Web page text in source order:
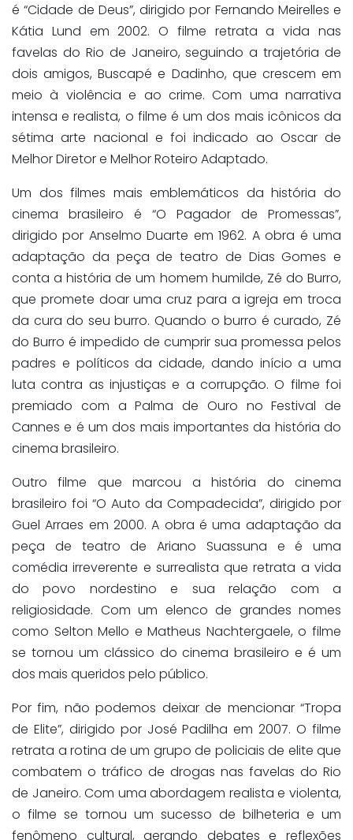
é “Cidade de Deus”, dirigido por Fernando Meirelles e
Kátia Lund em 2002. O filme retrata a vida nas
favelas do Rio de Janeiro, seguindo a trajetória de
dois amigos, Buscapé e Dadinho, que crescem em
meio à violência e ao crime. Com uma narrativa
intensa e realista, o filme é um dos mais icônicos da
sétima arte nacional e foi indicado ao Oscar de
Melhor Diretor e Melhor Roteiro Adaptado.
Um dos filmes mais emblemáticos da história do
cinema brasileiro é “O Pagador de Promessas”,
dirigido por Anselmo Duarte em 1962. A obra é uma
adaptação da peça de teatro de Dias Gomes e
conta a história de um homem humilde, Zé do Burro,
que promete doar uma cruz para a igreja em troca
da cura do seu burro. Quando o burro é curado, Zé
do Burro é impedido de cumprir sua promessa pelos
padres e políticos da cidade, dando início a uma
luta contra as injustiças e a corrupção. O filme foi
premiado com a Palma de Ouro no Festival de
Cannes e é um dos mais importantes da história do
cinema brasileiro.
Outro filme que marcou a história do cinema
brasileiro foi “O Auto da Compadecida”, dirigido por
Guel Arraes em 2000. A obra é uma adaptação da
peça de teatro de Ariano Suassuna e é uma
comédia irreverente e surrealista que retrata a vida
do povo nordestino e sua relação com a
religiosidade. Com um elenco de grandes nomes
como Selton Mello e Matheus Nachtergaele, o filme
se tornou um clássico do cinema brasileiro e é um
dos mais queridos pelo público.
Por fim, não podemos deixar de mencionar “Tropa
de Elite”, dirigido por José Padilha em 2007. O filme
retrata a rotina de um grupo de policiais de elite que
combatem o tráfico de drogas nas favelas do Rio
de Janeiro. Com uma abordagem realista e violenta,
o filme se tornou um sucesso de bilheteria e um
fenômeno cultural, gerando debates e reflexões